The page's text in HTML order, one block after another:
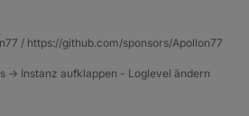
/ https://github.com/sponsors/Apollon77
-> Instanz aufklappen - Loglevel ändern